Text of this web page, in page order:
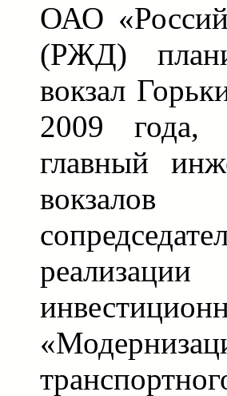
ОАО
(РЖД)
вокзал
2009 года,
главный